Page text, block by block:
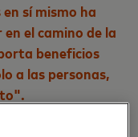
sí mismo ha
el camino de la
beneficios
a las personas,